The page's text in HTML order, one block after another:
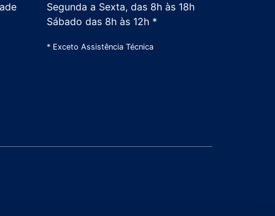
Segunda a Sexta, das 8h às 18h
Sábado das 8h às 12h *
* Exceto Assistência Técnica